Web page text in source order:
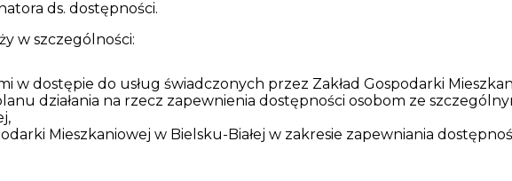
ds. dostępności.
w szczególności:
w dostępie do usług świadczonych przez Zakład Gospodarki
działania na rzecz zapewnienia dostępności osobom ze
Mieszkaniowej w Bielsku-Białej w zakresie zapewniania